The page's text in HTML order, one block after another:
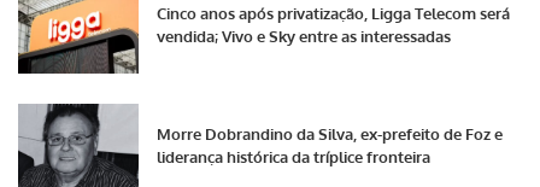
Cinco anos após privatização, Ligga Telecom será
vendida; Vivo e Sky entre as interessadas
Morre Dobrandino da Silva, ex-prefeito de Foz e
liderança histórica da tríplice fronteira